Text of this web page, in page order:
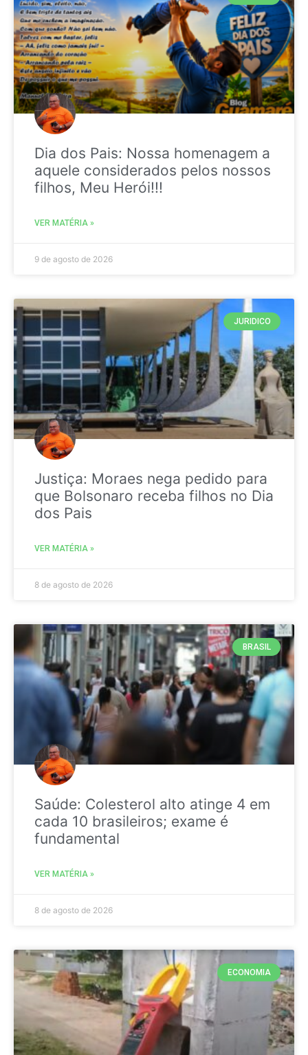
Dia dos Pais: Nossa homenagem a
aquele considerados pelos nossos
filhos, Meu Herói!!!
VER MATÉRIA »
9 de agosto de 2026
JURIDICO
Justiça: Moraes nega pedido para
que Bolsonaro receba filhos no Dia
dos Pais
VER MATÉRIA »
8 de agosto de 2026
BRASIL
Saúde: Colesterol alto atinge 4 em
cada 10 brasileiros; exame é
fundamental
VER MATÉRIA »
8 de agosto de 2026
ECONOMIA